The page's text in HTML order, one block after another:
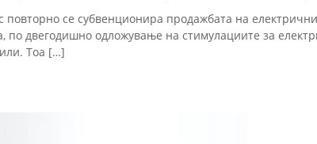
повторно се субвенционира продажбата на
по двегодишно одложување на стимулациите за
Тоа […]